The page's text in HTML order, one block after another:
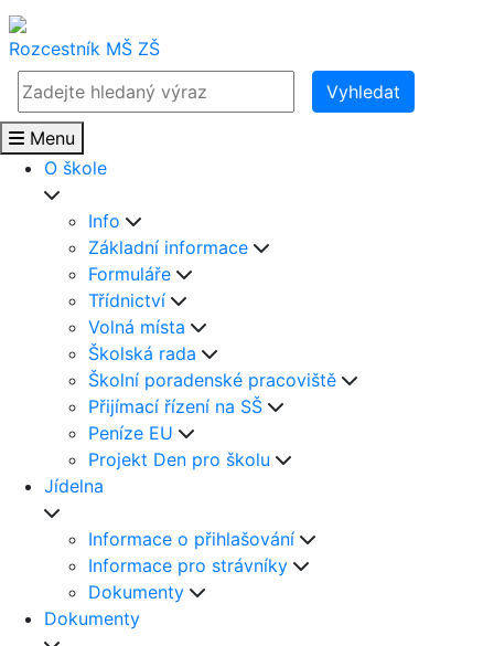
Rozcestník MŠ ZŠ
Vyhledat
Menu
O škole
Info
Základní informace
Formuláře
Třídnictví
Volná místa
Školská rada
Školní poradenské pracoviště
Přijímací řízení na SŠ
Peníze EU
Projekt Den pro školu
Jídelna
Informace o přihlašování
Informace pro strávníky
Dokumenty
Dokumenty